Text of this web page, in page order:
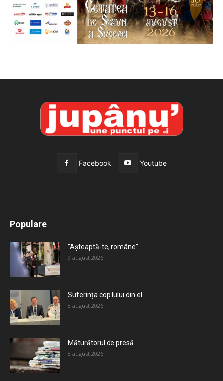
Facebook Youtube
Populare
”Așteaptă-te, române”
9 august 2026
Suferința copilului din el
8 august 2026
Măturătorul de presă
8 august 2026